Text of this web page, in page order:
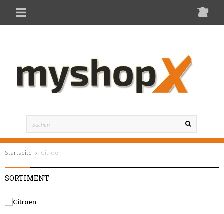
navigation
Startseite Citroen
SORTIMENT